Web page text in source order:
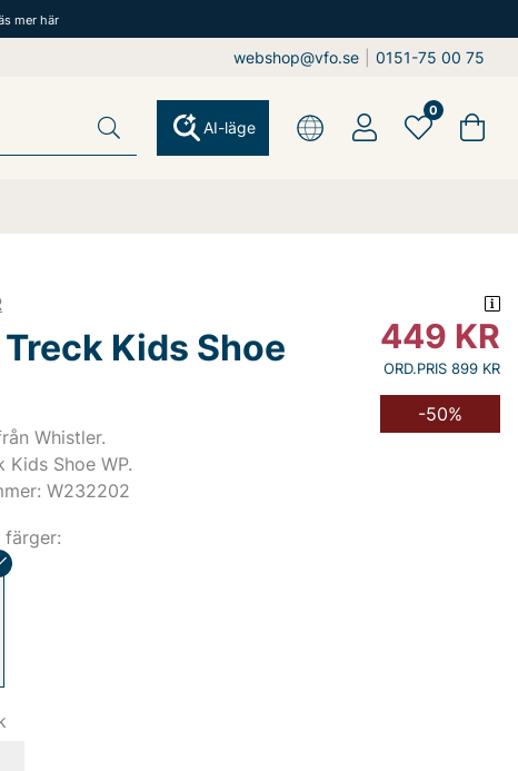
mer här
webshop@vfo.se 0151-75 00 75
AI-läge
0
Kids Shoe
Whistler.
Kids Shoe WP.
W232202
449 KR
ORD.PRIS 899 KR
-50%
färger: